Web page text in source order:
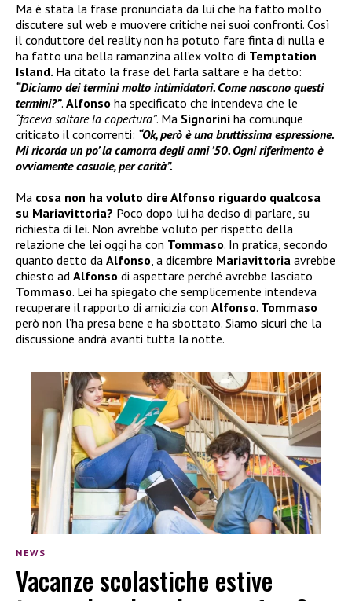
Ma è stata la frase pronunciata da lui che ha fatto molto
discutere sul web e muovere critiche nei suoi confronti. Così
il conduttore del reality non ha potuto fare finta di nulla e
ha fatto una bella ramanzina all’ex volto di Temptation
Island. Ha citato la frase del farla saltare e ha detto:
“Diciamo dei termini molto intimidatori. Come nascono questi
termini?”. Alfonso ha specificato che intendeva che le
“faceva saltare la copertura”. Ma Signorini ha comunque
criticato il concorrenti: “Ok, però è una bruttissima espressione.
Mi ricorda un po’ la camorra degli anni ’50. Ogni riferimento è
ovviamente casuale, per carità”.
Ma cosa non ha voluto dire Alfonso riguardo qualcosa
su Mariavittoria? Poco dopo lui ha deciso di parlare, su
richiesta di lei. Non avrebbe voluto per rispetto della
relazione che lei oggi ha con Tommaso. In pratica, secondo
quanto detto da Alfonso, a dicembre Mariavittoria avrebbe
chiesto ad Alfonso di aspettare perché avrebbe lasciato
Tommaso. Lei ha spiegato che semplicemente intendeva
recuperare il rapporto di amicizia con Alfonso. Tommaso
però non l’ha presa bene e ha sbottato. Siamo sicuri che la
discussione andrà avanti tutta la notte.
NEWS
Vacanze scolastiche estive